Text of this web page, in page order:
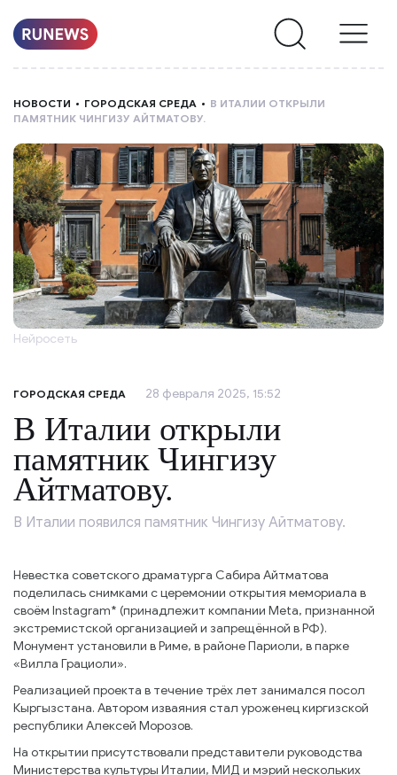
О
НАС
НОВОСТИ ГОРОДСКАЯ СРЕДА
В ИТАЛИИ ОТКРЫЛИ
ПАМЯТНИК ЧИНГИЗУ АЙТМАТОВУ.
Нейросеть
ГОРОДСКАЯ СРЕДА 28 февраля 2025, 15:52
В Италии открыли
памятник Чингизу
Айтматову.
В Италии появился памятник Чингизу Айтматову.
Невестка советского драматурга Сабира Айтматова
поделилась снимками с церемонии открытия мемориала в
своём Instagram* (принадлежит компании Meta, признанной
экстремистской организацией и запрещённой в РФ).
Монумент установили в Риме, в районе Париоли, в парке
«Вилла Грациоли».
Реализацией проекта в течение трёх лет занимался посол
Кыргызстана. Автором изваяния стал уроженец киргизской
республики Алексей Морозов.
На открытии присутствовали представители руководства
Министерства культуры Италии, МИД и мэрий нескольких